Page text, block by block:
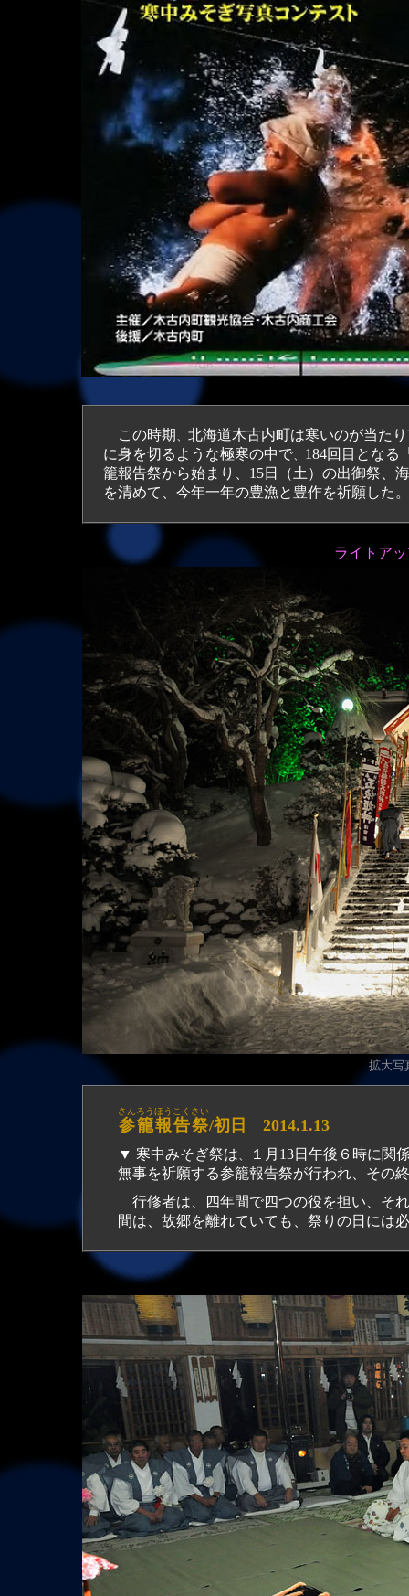
この時期 、 北海道木古内町は寒いのが当た
に身を切るような極寒の中で、 184回目となる
籠報告祭から始まり、15日（土）の出御祭、
を清めて、今年一年の豊漁と豊作を祈願した。
ライトア
拡大写
参籠報告祭
さんろうほうこくさい
/初日 2014.1.13
▼ 寒中みそぎ祭は、
１月13日午後６時に関
無事を祈願する参籠報告祭が行われ、その
行修者は、四年間で四つの役を担い、そ
間は、故郷を離れていても、祭りの日には